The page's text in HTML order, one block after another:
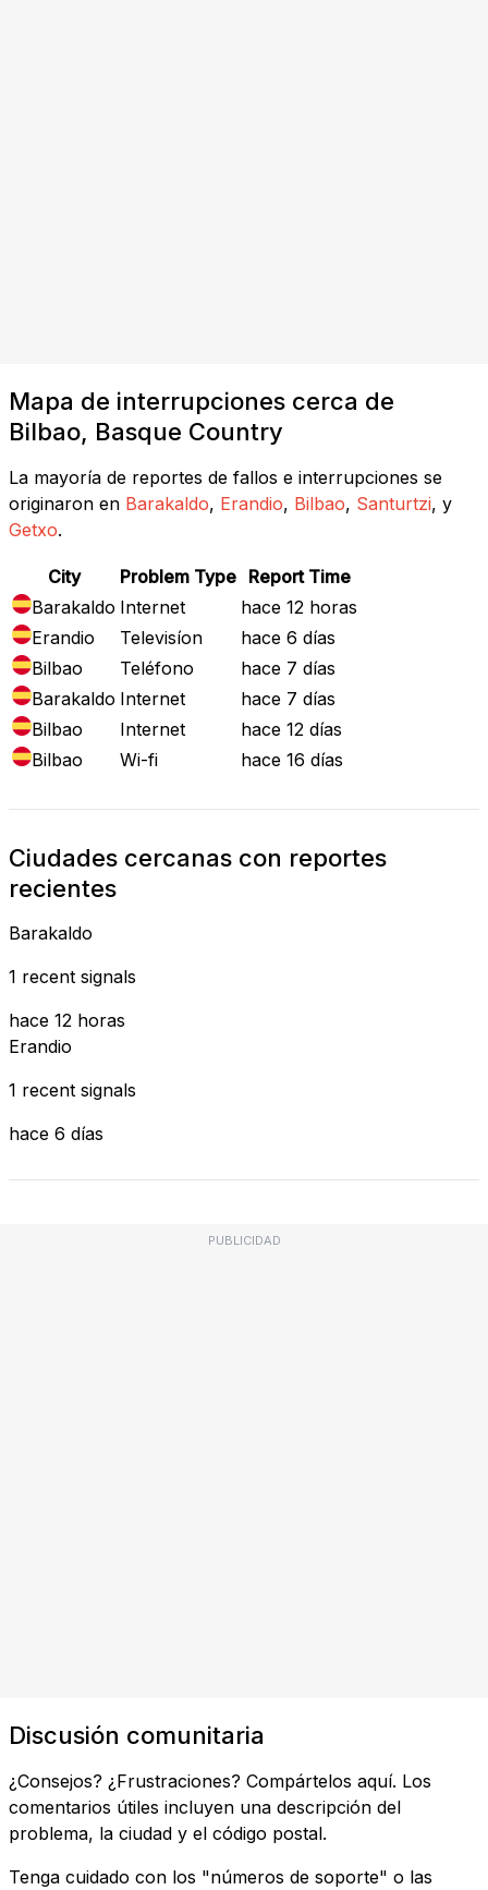
Mapa de interrupciones cerca de
Bilbao, Basque Country
La mayoría de reportes de fallos e interrupciones se
originaron en Barakaldo, Erandio, Bilbao, Santurtzi, y
Getxo.
City Problem Type Report Time
Barakaldo Internet
hace 12 horas
Erandio
Televisíon
hace 6 días
Bilbao
Teléfono
hace 7 días
Barakaldo Internet
hace 7 días
Bilbao
Internet
hace 12 días
Bilbao
Wi-fi hace 16 días
Ciudades cercanas con reportes
recientes
Barakaldo
1 recent signals
hace 12 horas
Erandio
1 recent signals
hace 6 días
PUBLICIDAD
Discusión comunitaria
¿Consejos? ¿Frustraciones? Compártelos aquí. Los
comentarios útiles incluyen una descripción del
problema, la ciudad y el código postal.
Tenga cuidado con los "números de soporte" o las